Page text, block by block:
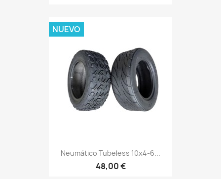
Neumático Tubeless 10x4-6...
48,00 €
NUEVO